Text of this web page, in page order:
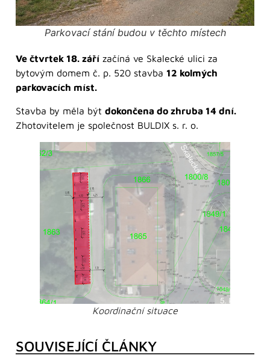
Parkovací stání budou v těchto místech
Ve čtvrtek 18. září začíná ve Skalecké ulici za
bytovým domem č. p. 520 stavba 12 kolmých
parkovacích míst.
Stavba by měla být dokončena do zhruba 14 dní.
Zhotovitelem je společnost BULDIX s. r. o.
Koordinační situace
SOUVISEJÍCÍ ČLÁNKY